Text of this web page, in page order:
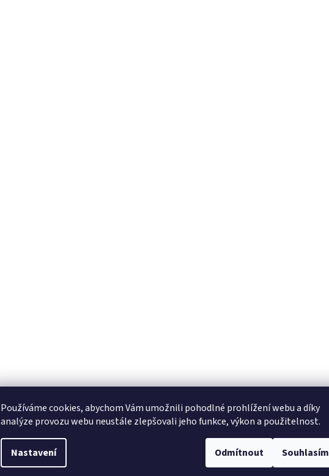
Používáme cookies, abychom Vám umožnili pohodlné prohlížení webu a díky
analýze provozu webu neustále zlepšovali jeho funkce, výkon a použitelnost.
Nastavení Odmítnout Souhlasím
Popis Diskuze